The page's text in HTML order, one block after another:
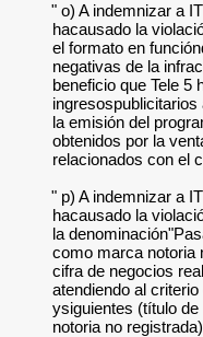
" o) A indemnizar a
hacausado la
el formato en
negativas de la
beneficio que Tele 5
la emisión del
obtenidos por la
relacionados con el
" p) A indemnizar a
hacausado la
la
como marca notoria
cifra de negocios
atendiendo al
ysiguientes (título
notoria no